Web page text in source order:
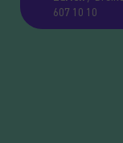
607 10 10